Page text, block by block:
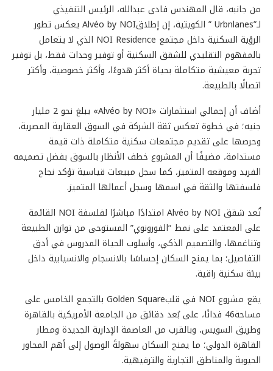
من جانبه، قال المهندس فادى عبدالله، الرئيس التنفيذي
لـ”Urbnlanes ” الكويتية، إن إطلاقAlvéo by NOI يعكس تطور
الرؤية السكنية داخل مجتمع NOI Residence الذي لا يتعامل
بالمفهوم التقليدي للشقق السكنية أو توفير وحدات فقط، بل توفير
تجربة معيشية متكاملة بحياة أكثر هدوءًا، وأكثر خصوصية، وأكثر
اتصالًا بالطبيعة.
أضاف أن إجمالي استثمارات «Alvéo by NOI» يبلغ نحو 2 مليار
جنيه؛ في خطوة تعكس ثقة الشركة في السوق العقارية المصرية،
وحرصها على تقديم مجتمعات سكنية متكاملة ذات قيمة
مستدامة، مضيفًا أن المشروع خطف الأنظار بالسوق بفضل تصميمه
الفريد وموقعه المتميز، كما سجل مبيعات قياسية تؤكد نجاح
فلسفتها والثقة في اسمها وسجل أعمالها المتميز.
تُعد شقق Alvéo by NOI امتدادًا مباشرًا لفلسفة NOI القائمة
على المعتمد على نمط “الفورونوي” المستوحى من توازن الطبيعة
وتناغمها، والتصميم الذكي، وأسلوب الحياة المدروس في أدق
التفاصيل؛ بما يمنح السكان إحساسًا بالانسجام والانسيابية داخل
بيئة سكنية راقية.
يقع مشروع NOI في قلبGolden Square بالتجمع الخامس على
مساحة46 فدانًا، على بُعد دقائق من الجامعة الأمريكية بالقاهرة
وطريق السويس، وبالقرب من العاصمة الإدارية الجديدة ومطار
القاهرة الدولي؛ ما يمنح السكان سهولةَ الوصول إلى أهم المحاور
الحيوية والمناطق التجارية والترفيهية.